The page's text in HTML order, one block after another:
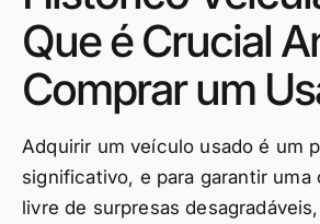
Que é Crucial
Comprar um
Adquirir um veículo usado é um
significativo, e para garantir uma
livre de surpresas